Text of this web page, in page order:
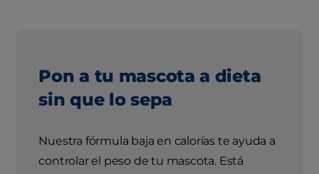
Pon a tu mascota a dieta
sin que lo sepa
Nuestra fórmula baja en calorías te ayuda a
controlar el peso de tu mascota. Está